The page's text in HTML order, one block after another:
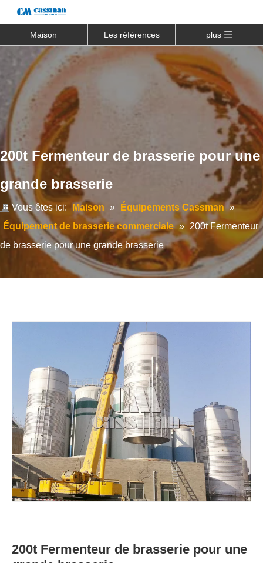
Maison Les références plus
200t Fermenteur de brasserie pour une
grande brasserie
Vous êtes ici: Maison » Équipements Cassman »
Équipement de brasserie commerciale » 200t Fermenteur
de brasserie pour une grande brasserie
200t Fermenteur de brasserie pour une